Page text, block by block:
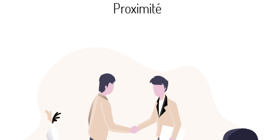
Proximité